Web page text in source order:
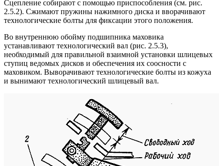
Сцепление собирают с помощью приспособления (см. рис.
2.5.2). Сжимают пружины нажимного диска и вворачивают
технологические болты для фиксации этого положения.
Во внутреннюю обойму подшипника маховика
устанавливают технологический вал (рис. 2.5.3),
необходимый для правильной взаимной установки шлицевых
ступиц ведомых дисков и обеспечения их соосности с
маховиком. Выворачивают технологические болты из кожуха
и вынимают технологический шлицевый вал.